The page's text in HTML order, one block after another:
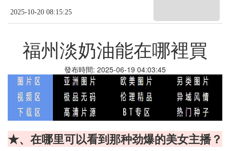
2025-10-20 08:15:25
福州淡奶油能在哪裡買
發布時間: 2025-06-19 04:03:45
★、在哪里可以看到那种劲爆的美女主播？